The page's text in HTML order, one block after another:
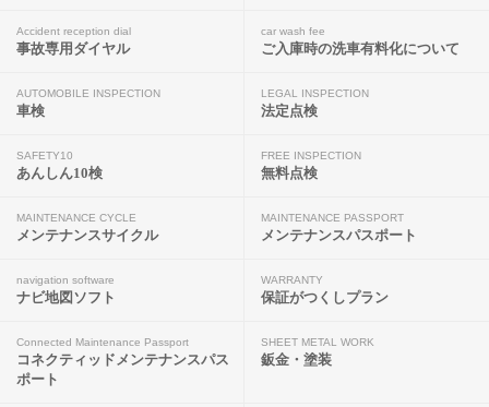
Accident reception dial
事故専用ダイヤル
car wash fee
ご入庫時の洗車有料化について
AUTOMOBILE INSPECTION
車検
LEGAL INSPECTION
法定点検
SAFETY10
あんしん10検
FREE INSPECTION
無料点検
MAINTENANCE CYCLE
メンテナンスサイクル
MAINTENANCE PASSPORT
メンテナンスパスポート
navigation software
ナビ地図ソフト
WARRANTY
保証がつくしプラン
Connected Maintenance Passport
コネクティッドメンテナンスパス
ポート
SHEET METAL WORK
鈑金・塗装